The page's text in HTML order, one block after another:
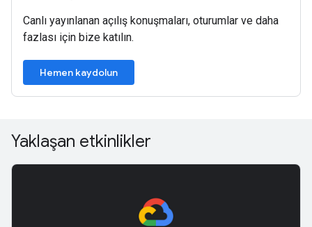
Canlı yayınlanan açılış konuşmaları, oturumlar ve daha
fazlası için bize katılın.
Hemen kaydolun
Yaklaşan etkinlikler